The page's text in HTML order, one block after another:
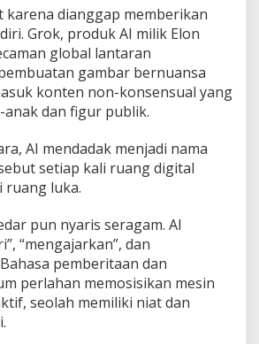
karena dianggap memberikan
Grok, produk AI milik Elon
global lantaran
gambar bernuansa
konten non-konsensual yang
dan figur publik.
AI mendadak menjadi nama
setiap kali ruang digital
ruang luka.
pun nyaris seragam. AI
“mengajarkan”, dan
pemberitaan dan
perlahan memosisikan mesin
seolah memiliki niat dan